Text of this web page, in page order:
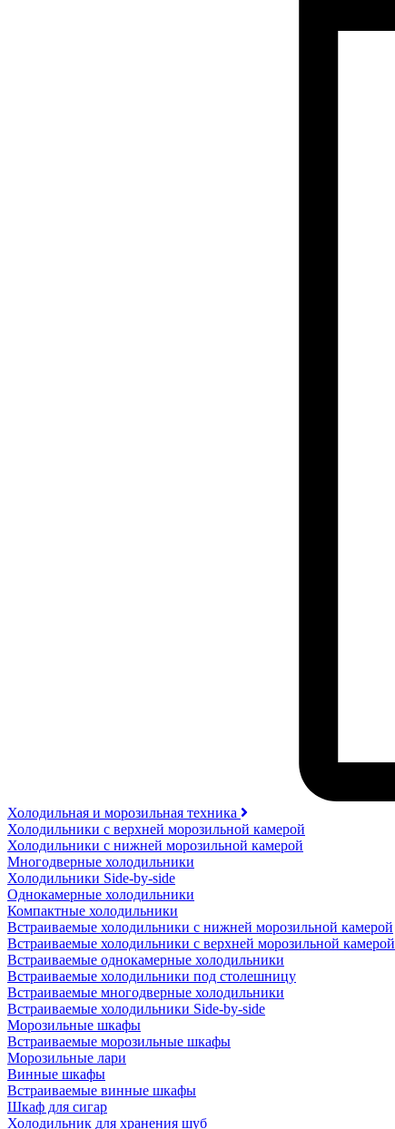
Холодильная и морозильная техника
Холодильники с верхней морозильной камерой
Холодильники с нижней морозильной камерой
Многодверные холодильники
Холодильники Side-by-side
Однокамерные холодильники
Компактные холодильники
Встраиваемые холодильники с нижней морозильной камерой
Встраиваемые холодильники с верхней морозильной камерой
Встраиваемые однокамерные холодильники
Встраиваемые холодильники под столешницу
Встраиваемые многодверные холодильники
Встраиваемые холодильники Side-by-side
Морозильные шкафы
Встраиваемые морозильные шкафы
Морозильные лари
Винные шкафы
Встраиваемые винные шкафы
Шкаф для сигар
Холодильник для хранения шуб